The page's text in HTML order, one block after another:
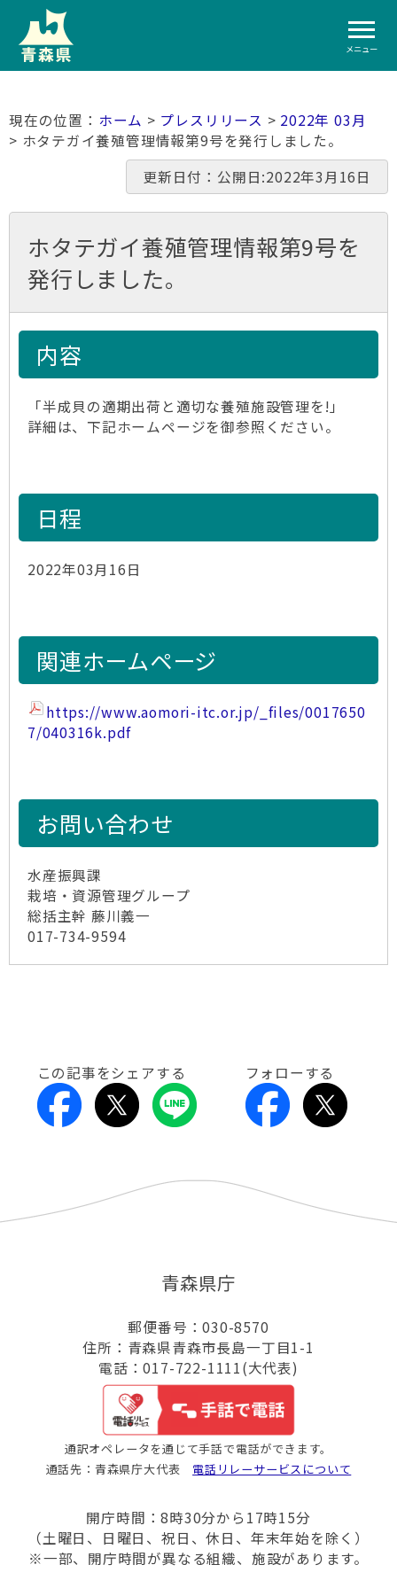
メニュー
ホーム > プレスリリース > 2022年 03月
> ホタテガイ養殖管理情報第9号を発行しました。
更新日付：公開日:2022年3月16日
ホタテガイ養殖管理情報第9号を
発行しました。
内容
「半成貝の適期出荷と適切な養殖施設管理を!」
詳細は、下記ホームページを御参照ください。
日程
2022年03月16日
関連ホームページ
https://www.aomori-itc.or.jp/_files/0017650
7/040316k.pdf
お問い合わせ
水産振興課
栽培・資源管理グループ
総括主幹 藤川義一
017-734-9594
この記事をシェアする フォローする
青森県庁
郵便番号：030-8570
住所：青森県青森市長島一丁目1-1
電話：017-722-1111(大代表)
通訳オペレータを通じて手話で電話ができます。
通話先：青森県庁大代表 電話リレーサービスについて
開庁時間：8時30分から17時15分
（土曜日、日曜日、祝日、休日、年末年始を除く）
※一部、開庁時間が異なる組織、施設があります。